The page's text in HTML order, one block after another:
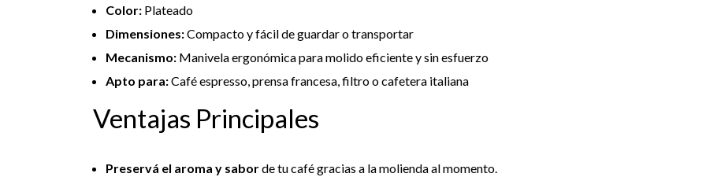
Color: Plateado
Dimensiones:Compacto y fácil de guardar o transportar
Mecanismo: Manivela ergonómica para molido eficiente y sin esfuerzo
Apto para:Café espresso, prensa francesa, filtro o cafetera italiana
Ventajas Principales
Preservá el aroma y saborde tu café gracias a la molienda al momento.